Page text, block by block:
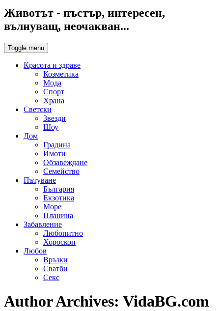
Животът - пъстър, интересен,
вълнуващ, неочакван...
Toggle menu
Красота и здраве
Козметика
Мода
Спорт
Храна
Светски
Звезди
Шоу
Дом
Градина
Имоти
Обзавеждане
Семейство
Пътуване
България
Екзотика
Море
Планина
Забавление
Любопитно
Хороскоп
Любов
Връзки
Сватби
Секс
Author Archives: VidaBG.com